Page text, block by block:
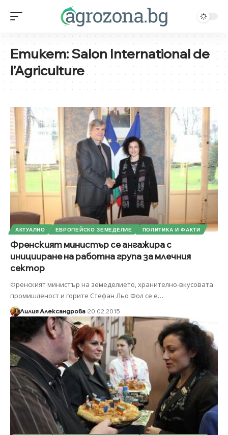
Етикет:Salon International de
l’Agriculture
АКТУАЛНО ЕВРОПЕЙСКО ЗЕМЕДЕЛИЕ ПОЛИТИКА И ФАКТИ
Френският министър се ангажира с
иницииране на работна група за млечния
сектор
Френският министър на земеделието, хранително-вкусовата
промишленост и горите Стефан Льо Фол се е…
Лилия Александрова 20.02.2015